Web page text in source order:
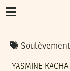
Soulèvement
YASMINE KACHA